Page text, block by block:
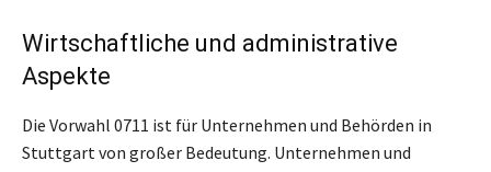
Wirtschaftliche und administrative
Aspekte
Die Vorwahl 0711 ist für Unternehmen und Behörden in
Stuttgart von großer Bedeutung. Unternehmen und